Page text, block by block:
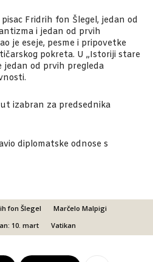
Fridrih fon Šlegel, jedan od
i jedan od prvih
je eseje, pesme i pripovetke
pokreta. U „Istoriji stare
jedan od prvih pregleda
izabran za predsednika
diplomatske odnose s
fon Šlegel
Marčelo Malpigi
10. mart Vatikan